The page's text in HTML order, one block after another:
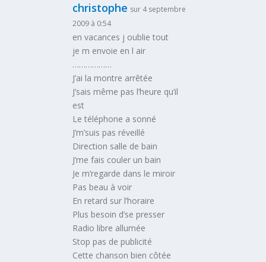
christophe sur 4 septembre
2009 à 0:54
en vacances j oublie tout
je m envoie en l air
………………
J’ai la montre arrêtée
J’sais même pas l’heure qu’il
est
Le téléphone a sonné
J’m’suis pas réveillé
Direction salle de bain
J’me fais couler un bain
Je m’regarde dans le miroir
Pas beau à voir
En retard sur l’horaire
Plus besoin d’se presser
Radio libre allumée
Stop pas de publicité
Cette chanson bien côtée